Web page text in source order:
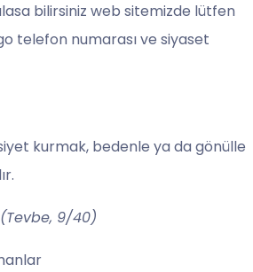
bilirsiniz web sitemizde lütfen
telefon numarası ve siyaset
kurmak, bedenle ya da gönülle
(Tevbe, 9/40)